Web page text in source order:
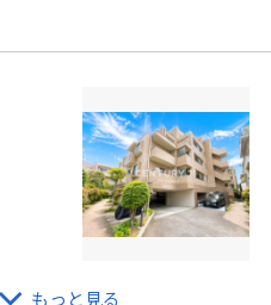
もっと見る